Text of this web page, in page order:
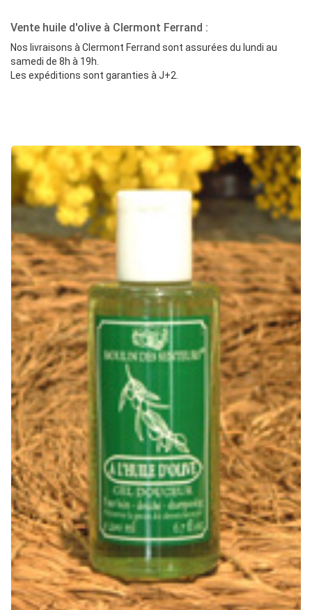
Vente huile d'olive à Clermont Ferrand :
Nos livraisons à Clermont Ferrand sont assurées du lundi au
samedi de 8h à 19h.
Les expéditions sont garanties à J+2.